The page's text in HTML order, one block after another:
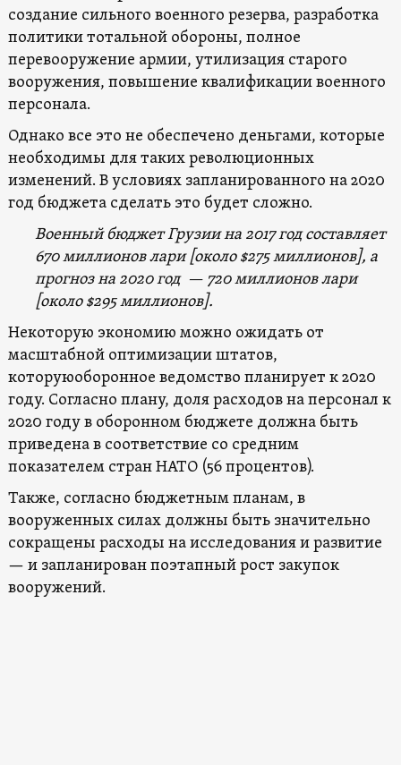
создание сильного военного резерва, разработка
политики тотальной обороны, полное
перевооружение армии, утилизация старого
вооружения, повышение квалификации военного
персонала.
Однако все это не обеспечено деньгами, которые
необходимы для таких революционных
изменений. В условиях запланированного на 2020
год бюджета сделать это будет сложно.
Военный бюджет Грузии на 2017 год составляет
670 миллионов лари [около $275 миллионов], а
прогноз на 2020 год — 720 миллионов лари
[около $295 миллионов].
Некоторую экономию можно ожидать от
масштабной оптимизации штатов,
которуюоборонное ведомство планирует к 2020
году. Согласно плану, доля расходов на персонал к
2020 году в оборонном бюджете должна быть
приведена в соответствие со средним
показателем стран НАТО (56 процентов).
Также, согласно бюджетным планам, в
вооруженных силах должны быть значительно
сокращены расходы на исследования и развитие
— и запланирован поэтапный рост закупок
вооружений.